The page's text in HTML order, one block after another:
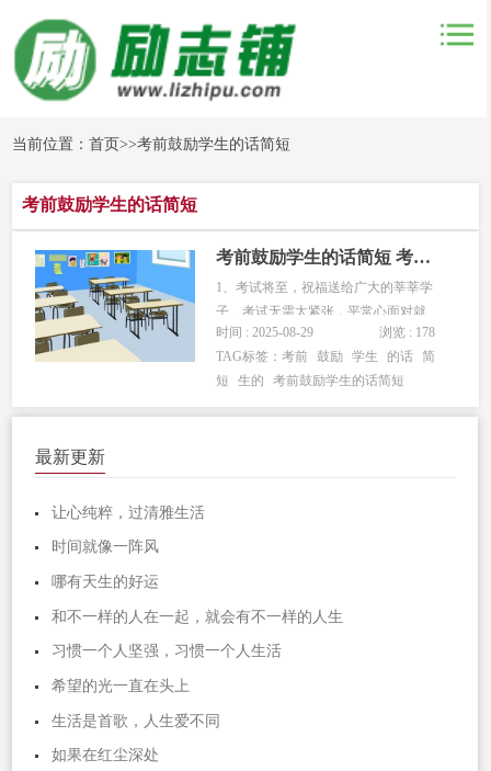
当前位置：首页>>考前鼓励学生的话简短
考前鼓励学生的话简短
考前鼓励学生的话简短 考前对学生的鼓励的话
1、考试将至，祝福送给广大的莘莘学
子。考试无需太紧张，平常心面对就
好，相信自己平日所学，正常发挥就
好，愿所有的学子们都能...
时间 : 2025-08-29
浏览 : 178
TAG标签：考前 鼓励 学生 的话 简
短
生的 考前鼓励学生的话简短
最新更新
让心纯粹，过清雅生活
时间就像一阵风
哪有天生的好运
和不一样的人在一起，就会有不一样的人生
习惯一个人坚强，习惯一个人生活
希望的光一直在头上
生活是首歌，人生爱不同
如果在红尘深处